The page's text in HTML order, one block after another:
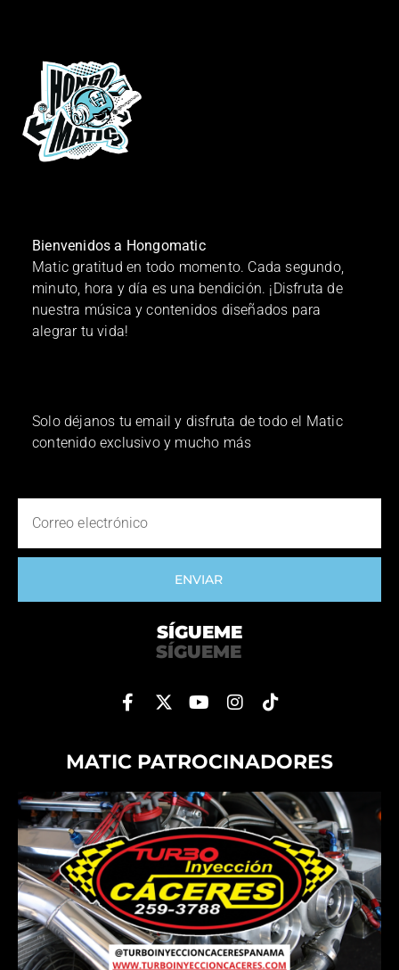
Bienvenidos a Hongomatic
Matic gratitud en todo momento. Cada segundo,
minuto, hora y día es una bendición. ¡Disfruta de
nuestra música y contenidos diseñados para
alegrar tu vida!
Solo déjanos tu email y disfruta de todo el Matic
contenido exclusivo y mucho más
ENVIAR
SÍGUEME
SÍGUEME
MATIC PATROCINADORES